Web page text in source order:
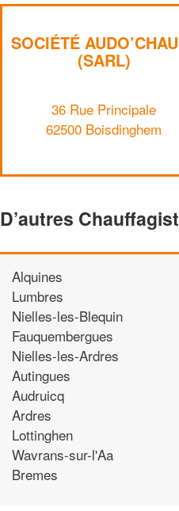
SOCIÉTÉ
(SARL)
36 Rue Principale
62500 Boisdinghem
D’autres
Alquines
Lumbres
Nielles-les-Blequin
Fauquembergues
Nielles-les-Ardres
Autingues
Audruicq
Ardres
Lottinghen
Wavrans-sur-l'Aa
Bremes